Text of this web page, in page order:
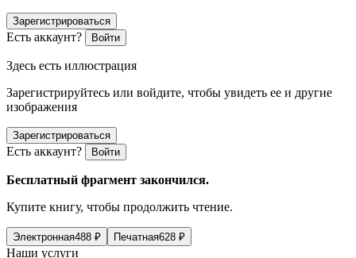
Зарегистрироваться
Есть аккаунт? Войти
Здесь есть иллюстрация
Зарегистрируйтесь или войдите, чтобы увидеть ее и другие
изображения
Зарегистрироваться
Есть аккаунт? Войти
Бесплатный фрагмент закончился.
Купите книгу, чтобы продолжить чтение.
Электронная488 ₽ Печатная628 ₽
Наши услуги